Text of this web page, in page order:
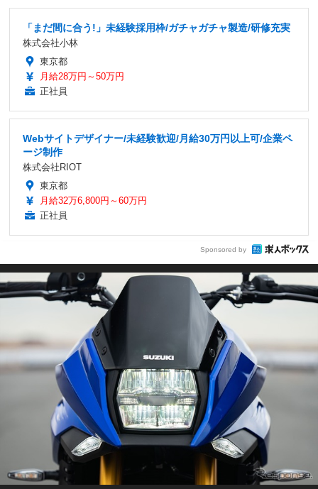
「まだ間に合う!」未経験採用枠/ガチャガチャ製造/研修充実
株式会社小林
東京都
月給28万円～50万円
正社員
Webサイトデザイナー/未経験歓迎/月給30万円以上可/企業ペ
ージ制作
株式会社RIOT
東京都
月給32万6,800円～60万円
正社員
Sponsored by